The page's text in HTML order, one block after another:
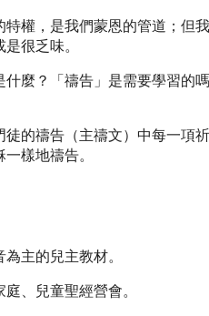
特權，是我們蒙恩的管道；但
很乏味。
什麼？「禱告」是需要學習的
的禱告（主禱文）中每一項
樣地禱告。
主的兒主教材。
、兒童聖經營會。